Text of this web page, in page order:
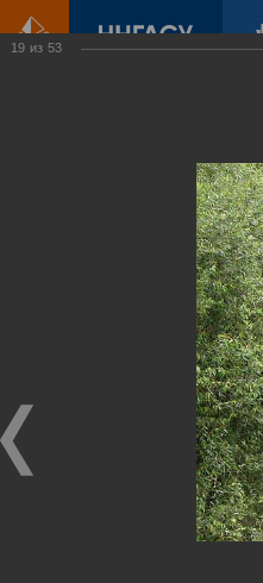
выставки
19 из 53